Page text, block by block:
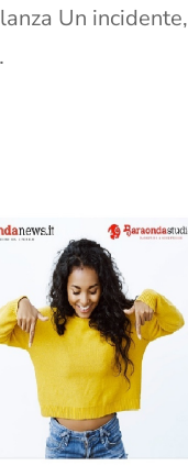
Un incidente,